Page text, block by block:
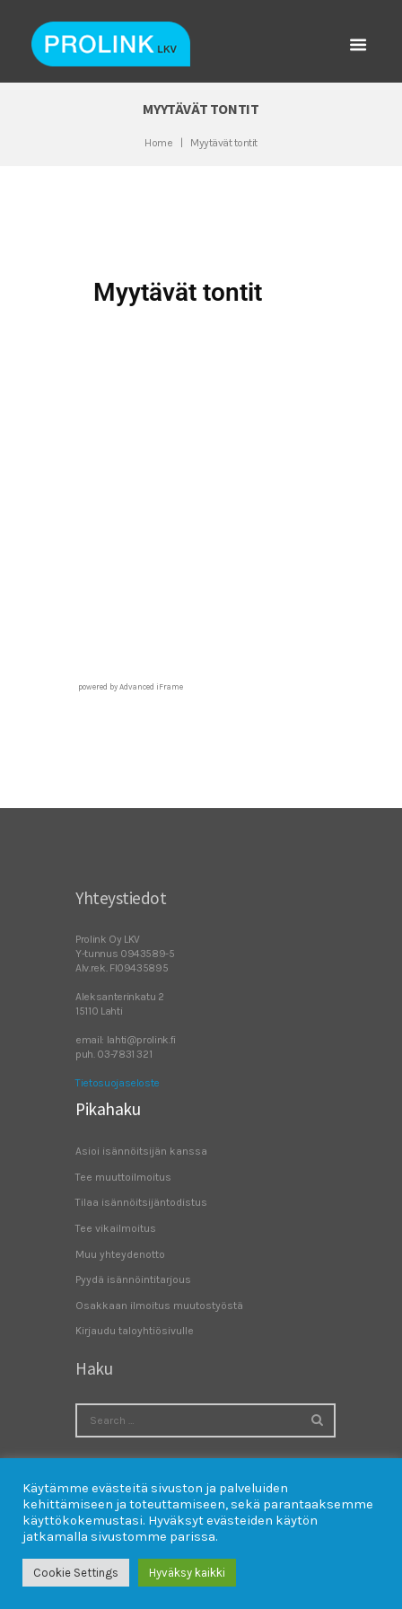
MYYTÄVÄT TONTIT
Home Myytävät tontit
powered by Advanced iFrame
Yhteystiedot
Prolink Oy LKV
Y-tunnus 0943589-5
Alv.rek. FI09435895
Aleksanterinkatu 2
15110 Lahti
email: lahti@prolink.fi
puh. 03-7831 321
Tietosuojaseloste
Pikahaku
Asioi isännöitsijän kanssa
Tee muuttoilmoitus
Tilaa isännöitsijäntodistus
Tee vikailmoitus
Muu yhteydenotto
Pyydä isännöintitarjous
Osakkaan ilmoitus muutostyöstä
Kirjaudu taloyhtiösivulle
Haku
Prolink © 2026. All rights reserved.
Käytämme evästeitä sivuston ja palveluiden
kehittämiseen ja toteuttamiseen, sekä parantaaksemme
käyttökokemustasi. Hyväksyt evästeiden käytön
jatkamalla sivustomme parissa.
Cookie Settings Hyväksy kaikki